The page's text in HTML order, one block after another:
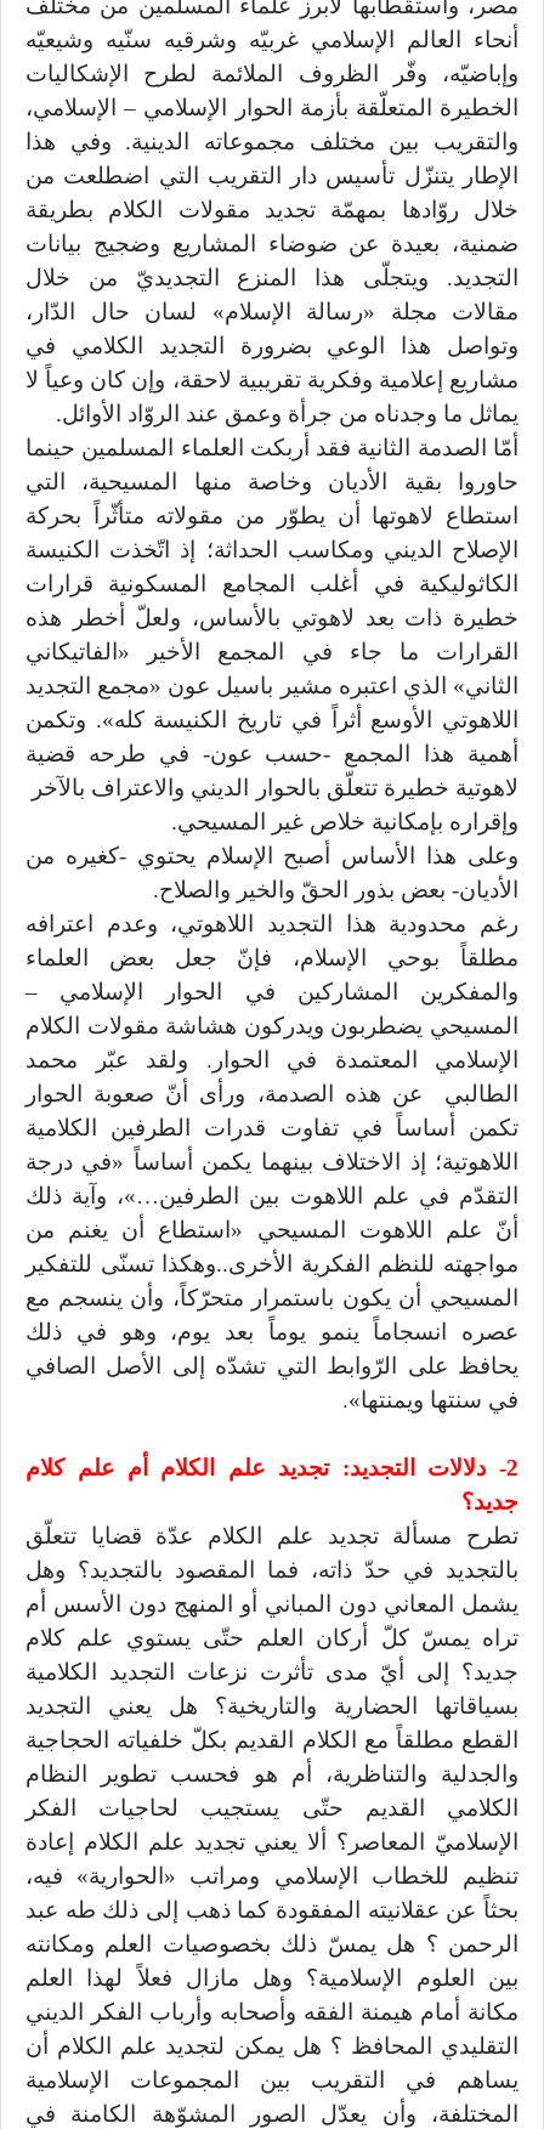
مصر، واستقطابها لأبرز علماء المسلمين من مختلف
أنحاء العالم الإسلامي غربيّه وشرقيه سنّيه وشيعيّه
وإباضيّه، وفّر الظروف الملائمة لطرح الإشكاليات
الخطيرة المتعلّقة بأزمة الحوار الإسلامي – الإسلامي،
والتقريب بين مختلف مجموعاته الدينية. وفي هذا
الإطار يتنزّل تأسيس دار التقريب التي اضطلعت من
خلال روّادها بمهمّة تجديد مقولات الكلام بطريقة
ضمنية، بعيدة عن ضوضاء المشاريع وضجيج بيانات
التجديد. ويتجلّى هذا المنزع التجديديّ من خلال
مقالات مجلة «رسالة الإسلام» لسان حال الدّار،
وتواصل هذا الوعي بضرورة التجديد الكلامي في
مشاريع إعلامية وفكرية تقريبية لاحقة، وإن كان وعياً لا
يماثل ما وجدناه من جرأة وعمق عند الروّاد الأوائل.
أمّا الصدمة الثانية فقد أربكت العلماء المسلمين حينما
حاوروا بقية الأديان وخاصة منها المسيحية، التي
استطاع لاهوتها أن يطوّر من مقولاته متأثّراً بحركة
الإصلاح الديني ومكاسب الحداثة؛ إذ اتّخذت الكنيسة
الكاثوليكية في أغلب المجامع المسكونية قرارات
خطيرة ذات بعد لاهوتي بالأساس، ولعلّ أخطر هذه
القرارات ما جاء في المجمع الأخير «الفاتيكاني
الثاني» الذي اعتبره مشير باسيل عون «مجمع التجديد
اللاهوتي الأوسع أثراً في تاريخ الكنيسة كله». وتكمن
أهمية هذا المجمع -حسب عون- في طرحه قضية
لاهوتية خطيرة تتعلّق بالحوار الديني والاعتراف بالآخر
وإقراره بإمكانية خلاص غير المسيحي.
وعلى هذا الأساس أصبح الإسلام يحتوي -كغيره من
الأديان- بعض بذور الحقّ والخير والصلاح.
رغم محدودية هذا التجديد اللاهوتي، وعدم اعترافه
مطلقاً بوحي الإسلام، فإنّ جعل بعض العلماء
والمفكرين المشاركين في الحوار الإسلامي –
المسيحي يضطربون ويدركون هشاشة مقولات الكلام
الإسلامي المعتمدة في الحوار. ولقد عبّر محمد
الطالبي عن هذه الصدمة، ورأى أنّ صعوبة الحوار
تكمن أساساً في تفاوت قدرات الطرفين الكلامية
اللاهوتية؛ إذ الاختلاف بينهما يكمن أساساً «في درجة
التقدّم في علم اللاهوت بين الطرفين…»، وآية ذلك
أنّ علم اللاهوت المسيحي «استطاع أن يغنم من
مواجهته للنظم الفكرية الأخرى..وهكذا تسنّى للتفكير
المسيحي أن يكون باستمرار متحرّكاً، وأن ينسجم مع
عصره انسجاماً ينمو يوماً بعد يوم، وهو في ذلك
يحافظ على الرّوابط التي تشدّه إلى الأصل الصافي
في سنتها ويمنتها».
2- دلالات التجديد: تجديد علم الكلام أم علم كلام
جديد؟
تطرح مسألة تجديد علم الكلام عدّة قضايا تتعلّق
بالتجديد في حدّ ذاته، فما المقصود بالتجديد؟ وهل
يشمل المعاني دون المباني أو المنهج دون الأسس أم
تراه يمسّ كلّ أركان العلم حتّى يستوي علم كلام
جديد؟ إلى أيّ مدى تأثرت نزعات التجديد الكلامية
بسياقاتها الحضارية والتاريخية؟ هل يعني التجديد
القطع مطلقاً مع الكلام القديم بكلّ خلفياته الحجاجية
والجدلية والتناظرية، أم هو فحسب تطوير النظام
الكلامي القديم حتّى يستجيب لحاجيات الفكر
الإسلاميّ المعاصر؟ ألا يعني تجديد علم الكلام إعادة
تنظيم للخطاب الإسلامي ومراتب «الحوارية» فيه،
بحثاً عن عقلانيته المفقودة كما ذهب إلى ذلك طه عبد
الرحمن ؟ هل يمسّ ذلك بخصوصيات العلم ومكانته
بين العلوم الإسلامية؟ وهل مازال فعلاً لهذا العلم
مكانة أمام هيمنة الفقه وأصحابه وأرباب الفكر الديني
التقليدي المحافظ ؟ هل يمكن لتجديد علم الكلام أن
يساهم في التقريب بين المجموعات الإسلامية
المختلفة، وأن يعدّل الصور المشوّهة الكامنة في